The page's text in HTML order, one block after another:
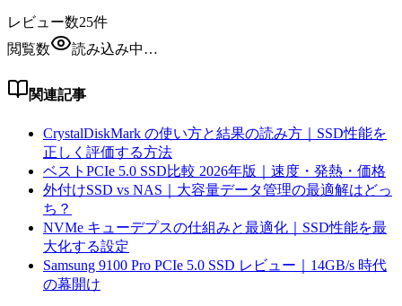
レビュー数25件
閲覧数
読み込み中…
関連記事
CrystalDiskMark の使い方と結果の読み方｜SSD性能を
正しく評価する方法
ベストPCIe 5.0 SSD比較 2026年版｜速度・発熱・価格
外付けSSD vs NAS｜大容量データ管理の最適解はどっ
ち？
NVMe キューデプスの仕組みと最適化｜SSD性能を最
大化する設定
Samsung 9100 Pro PCIe 5.0 SSD レビュー｜14GB/s 時代
の幕開け